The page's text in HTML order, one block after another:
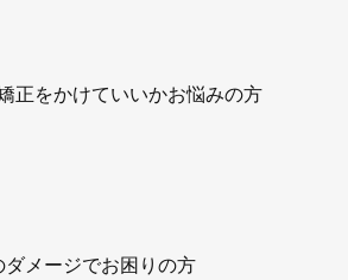
正をかけていいかお悩みの方
ダメージでお困りの方